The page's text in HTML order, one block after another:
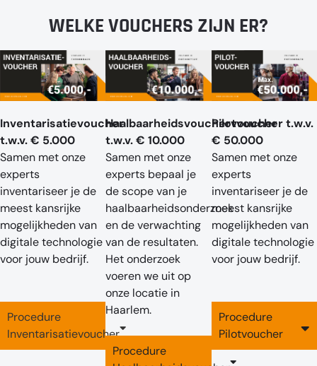
WELKE VOUCHERS ZIJN ER?
Inventarisatievoucher
t.w.v. € 5.000
Samen met onze
experts
inventariseer je de
meest kansrijke
mogelijkheden van
digitale technologie
voor jouw bedrijf.
Procedure
Inventarisatievoucher
Haalbaarheidsvouchervoucher
t.w.v. € 10.000
Samen met onze
experts bepaal je
de scope van je
haalbaarheidsonderzoek
en de verwachting
van de resultaten.
Het onderzoek
voeren we uit op
onze locatie in
Haarlem.
Procedure
Pilotvoucher t.w.v.
€ 50.000
Samen met onze
experts
inventariseer je de
meest kansrijke
mogelijkheden van
digitale technologie
voor jouw bedrijf.
Procedure
Pilotvoucher